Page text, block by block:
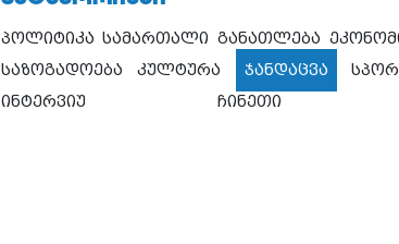
პოლიტიკა სამართალი განათლება
საზოგადოება
კულტურა ჯანდაცვა
ინტერვიუ
ჩინეთი